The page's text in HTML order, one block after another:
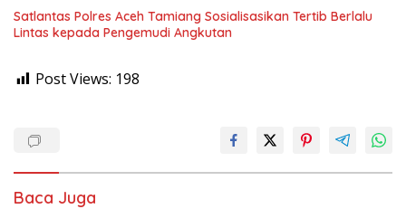
Satlantas Polres Aceh Tamiang Sosialisasikan Tertib Berlalu
Lintas kepada Pengemudi Angkutan
Post Views: 198
Baca Juga